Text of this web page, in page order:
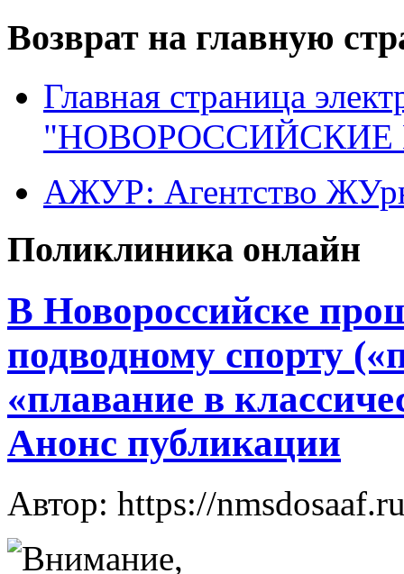
Возврат на главную
Главная страница
"НОВОРОССИЙСКИЕ
АЖУР: Агентство
Поликлиника онлайн
В Новороссийске
подводному спорту
«плавание в
Анонс публикации
Автор: https://